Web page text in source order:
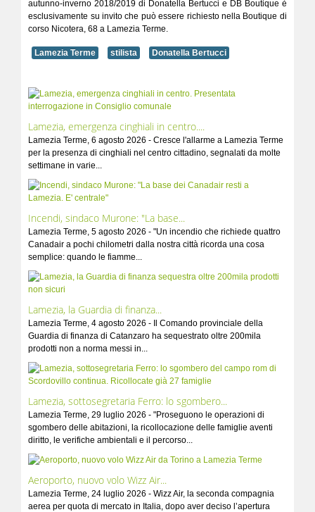
autunno-inverno 2018/2019 di Donatella Bertucci e DB Boutique è
esclusivamente su invito che può essere richiesto nella Boutique di
corso Nicotera, 68 a Lamezia Terme.
Lamezia Terme stilista Donatella Bertucci
Lamezia, emergenza cinghiali in centro....
Lamezia Terme, 6 agosto 2026 - Cresce l'allarme a Lamezia Terme
per la presenza di cinghiali nel centro cittadino, segnalati da molte
settimane in varie...
Incendi, sindaco Murone: "La base...
Lamezia Terme, 5 agosto 2026 - "Un incendio che richiede quattro
Canadair a pochi chilometri dalla nostra città ricorda una cosa
semplice: quando le fiamme...
Lamezia, la Guardia di finanza...
Lamezia Terme, 4 agosto 2026 - Il Comando provinciale della
Guardia di finanza di Catanzaro ha sequestrato oltre 200mila
prodotti non a norma messi in...
Lamezia, sottosegretaria Ferro: lo sgombero...
Lamezia Terme, 29 luglio 2026 - "Proseguono le operazioni di
sgombero delle abitazioni, la ricollocazione delle famiglie aventi
diritto, le verifiche ambientali e il percorso...
Aeroporto, nuovo volo Wizz Air...
Lamezia Terme, 24 luglio 2026 - Wizz Air, la seconda compagnia
aerea per quota di mercato in Italia, dopo aver deciso l’apertura